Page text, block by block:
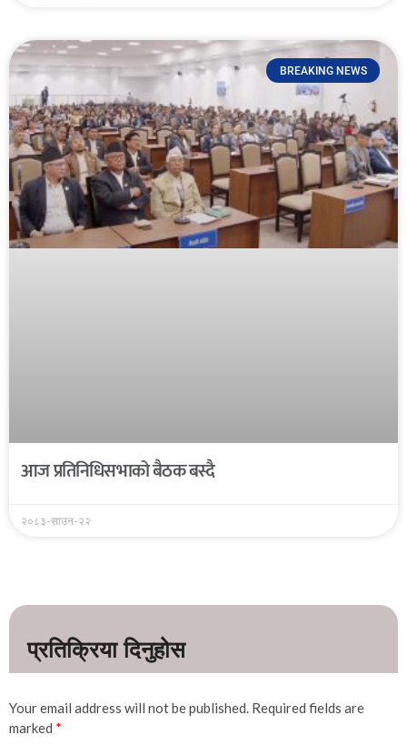
BREAKING NEWS
आज प्रतिनिधिसभाको बैठक बस्दै
२०८३-साउन-२२
Your email address will not be published. Required fields are
marked *